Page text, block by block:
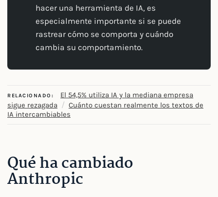
hacer una herramienta de IA, es
especialmente importante si se puede
rastrear cómo se comporta y cuándo
cambia su comportamiento.
RELACIONADO:
El 54,5% utiliza IA y la mediana empresa
sigue rezagada / Cuánto cuestan realmente los textos de
IA intercambiables
Qué ha cambiado
Anthropic